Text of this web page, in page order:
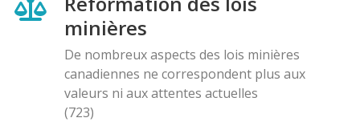
minières
De nombreux aspects des lois minières
canadiennes ne correspondent plus aux
valeurs ni aux attentes actuelles
(723)